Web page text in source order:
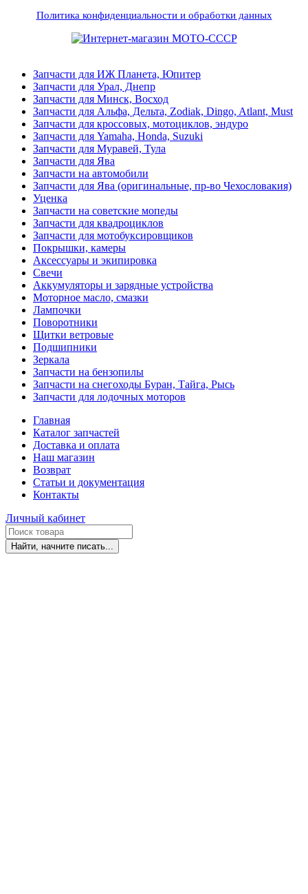
Политика конфиденциальности и обработки данных
Запчасти для ИЖ Планета, Юпитер
Запчасти для Урал, Днепр
Запчасти для Минск, Восход
Запчасти для Альфа, Дельта, Zodiak, Dingo, Atlant, Must
Запчасти для кроссовых, мотоциклов, эндуро
Запчасти для Yamaha, Honda, Suzuki
Запчасти для Муравей, Тула
Запчасти для Ява
Запчасти на автомобили
Запчасти для Ява (оригинальные, пр-во Чехословакия)
Уценка
Запчасти на советские мопеды
Запчасти для квадроциклов
Запчасти для мотобуксировщиков
Покрышки, камеры
Аксессуары и экипировка
Свечи
Аккумуляторы и зарядные устройства
Моторное масло, смазки
Лампочки
Поворотники
Щитки ветровые
Подшипники
Зеркала
Запчасти на бензопилы
Запчасти на снегоходы Буран, Тайга, Рысь
Запчасти для лодочных моторов
Главная
Каталог запчастей
Доставка и оплата
Наш магазин
Возврат
Статьи и документация
Контакты
Личный кабинет
Найти, начните писать...